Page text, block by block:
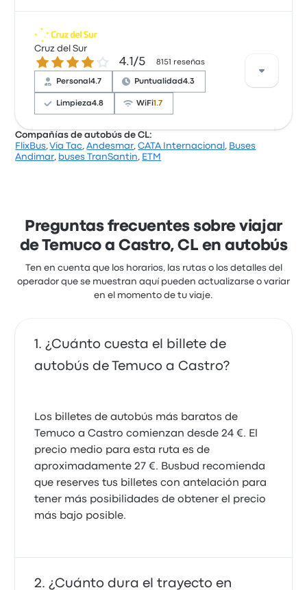
Basándose en 1 reseñas, la empresa ha obtenido
una calificación de 5 estrellas en Busbud. Los
viajeros quedaron especialmente satisfechos con
quejaron de el acceso al billete. Los billetes de Buses
Jordan para este viaje cuestan como mínimo 24 €
Cruz del Sur
4.1 sobre 5 estrellas4.1/5 8151 reseñas
Personal4.7 Puntualidad4.3
Limpieza4.8 WiFi1.7
Basándose en 8151 reseñas, la empresa ha obtenido
para este viaje cuestan como mínimo 26 €
Compañías de autobús de CL:
FlixBus,Via Tac,Andesmar,CATA Internacional , Buses
Andimar, buses TranSantin, ETM
Preguntas frecuentes sobre viajar
de Temuco a Castro, CL en autobús
Ten en cuenta que los horarios, las rutas o los detalles del
operador que se muestran aquí pueden actualizarse o variar
en el momento de tu viaje.
¿Cuánto cuesta el billete de
autobús de Temuco a Castro?
Los billetes de autobús más baratos de
Temuco a Castro comienzan desde 24 €. El
precio medio para esta ruta es de
aproximadamente 27 €. Busbud recomienda
que reserves tus billetes con antelación para
tener más posibilidades de obtener el precio
más bajo posible.
¿Cuánto dura el trayecto en